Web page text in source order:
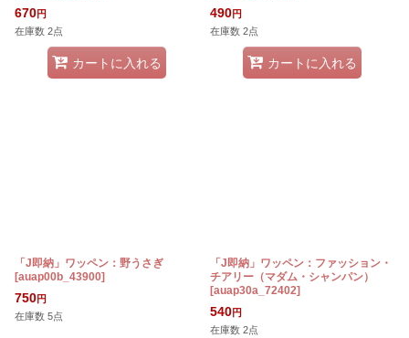
670円
在庫数 2点
カートに入れる
490円
在庫数 2点
カートに入れる
「J即納」ワッペン：野うさぎ
[auap00b_43900]
750円
在庫数 5点
「J即納」ワッペン：ファッション・
チアリー（マダム・シャンパン）
[auap30a_72402]
540円
在庫数 2点